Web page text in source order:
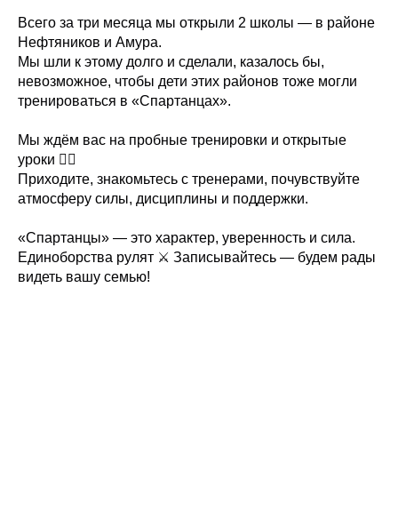
Всего за три месяца мы открыли 2 школы — в районе
Нефтяников и Амура.
Мы шли к этому долго и сделали, казалось бы,
невозможное, чтобы дети этих районов тоже могли
тренироваться в «Спартанцах».
Мы ждём вас на пробные тренировки и открытые
уроки 🤼‍♂️
Приходите, знакомьтесь с тренерами, почувствуйте
атмосферу силы, дисциплины и поддержки.
«Спартанцы» — это характер, уверенность и сила.
Единоборства рулят ⚔️ Записывайтесь — будем рады
видеть вашу семью!